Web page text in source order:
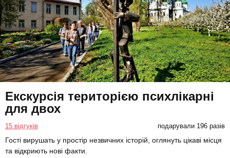
Екскурсія територією психлікарні
для двох
15 відгуків подарували 196 разів
Гості вирушать у простір незвичних історій, оглянуть цікаві місця
та відкриють нові факти.